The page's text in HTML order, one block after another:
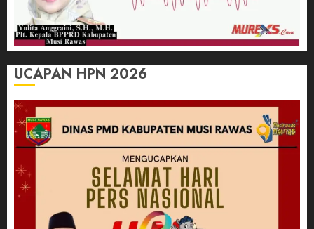
UCAPAN HPN 2026